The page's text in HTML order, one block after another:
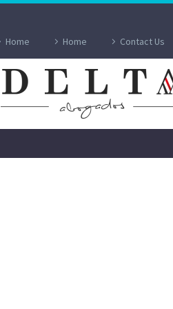
Home Home Contact Us